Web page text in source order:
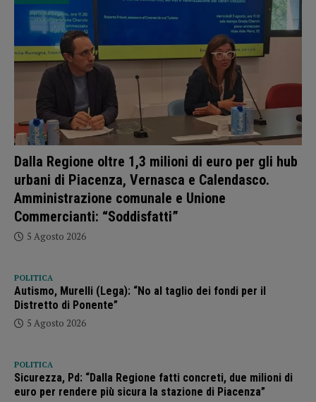
Dalla Regione oltre 1,3 milioni di euro per gli hub
urbani di Piacenza, Vernasca e Calendasco.
Amministrazione comunale e Unione
Commercianti: “Soddisfatti”
5 Agosto 2026
POLITICA
Autismo, Murelli (Lega): “No al taglio dei fondi per il
Distretto di Ponente”
5 Agosto 2026
POLITICA
Sicurezza, Pd: “Dalla Regione fatti concreti, due milioni di
euro per rendere più sicura la stazione di Piacenza”